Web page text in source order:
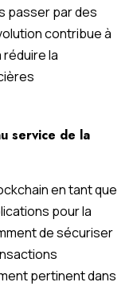
passer par des
contribue à
la
service de la
en tant que
pour la
de sécuriser
pertinent dans